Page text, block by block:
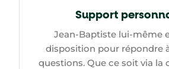
Support
Jean-Baptiste lui-même
disposition pour répondre
questions. Que ce soit via la